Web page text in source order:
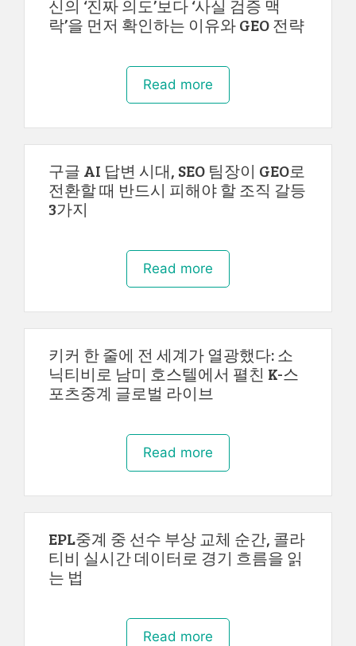
신의 ‘진짜 의도’보다 ‘사실 검증 맥
락’을 먼저 확인하는 이유와 GEO 전략
Read more
구글 AI 답변 시대, SEO 팀장이 GEO로
전환할 때 반드시 피해야 할 조직 갈등
3가지
Read more
키커 한 줄에 전 세계가 열광했다: 소
닉티비로 남미 호스텔에서 펼친 K-스
포츠중계 글로벌 라이브
Read more
EPL중계 중 선수 부상 교체 순간, 콜라
티비 실시간 데이터로 경기 흐름을 읽
는 법
Read more